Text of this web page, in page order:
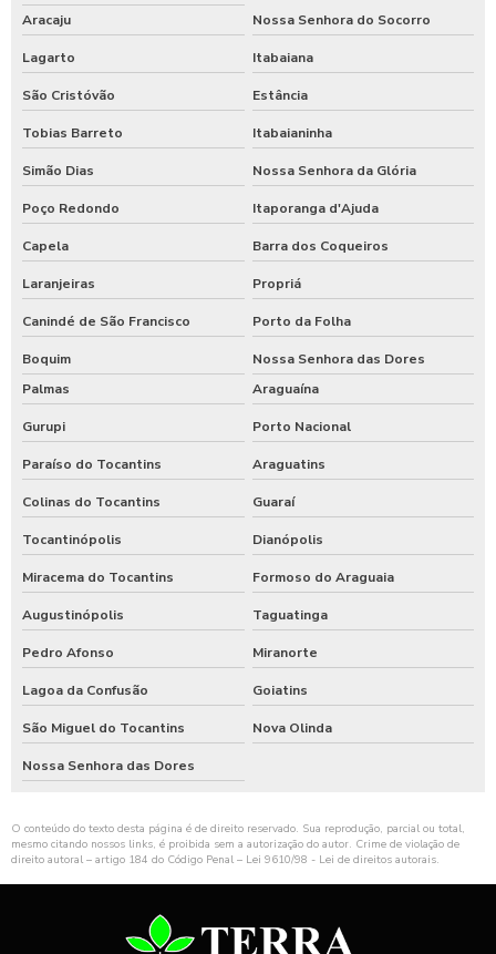
Aracaju
Nossa Senhora do Socorro
Lagarto Itabaiana
São Cristóvão Estância
Tobias Barreto Itabaianinha
Simão Dias Nossa Senhora da Glória
Poço Redondo Itaporanga d'Ajuda
Capela Barra dos Coqueiros
Laranjeiras Propriá
Canindé de São Francisco Porto da Folha
Boquim
Nossa Senhora das Dores
Palmas
Araguaína
Gurupi Porto Nacional
Paraíso do Tocantins Araguatins
Colinas do Tocantins Guaraí
Tocantinópolis Dianópolis
Miracema do Tocantins Formoso do Araguaia
Augustinópolis Taguatinga
Pedro Afonso Miranorte
Lagoa da Confusão Goiatins
São Miguel do Tocantins Nova Olinda
Nossa Senhora das Dores
O conteúdo do texto desta página é de direito reservado. Sua reprodução, parcial ou total,
mesmo citando nossos links, é proibida sem a autorização do autor. Crime de violação de
direito autoral – artigo 184 do Código Penal – Lei 9610/98 - Lei de direitos autorais.